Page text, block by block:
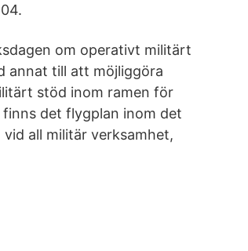
om operativt militärt
annat till att möjliggöra
stöd inom ramen för
det flygplan inom det
all militär verksamhet,